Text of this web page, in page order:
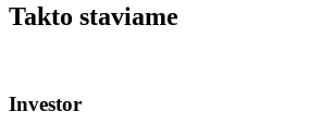
Takto staviame
Investor